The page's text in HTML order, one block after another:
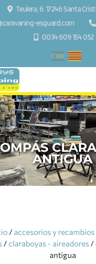
Teulera, 6. 17246 Santa
esguard.com
0034 609 154 052
ANTIGUA
/ accesorios y recambios
/claraboyas - aireadores/
antigua